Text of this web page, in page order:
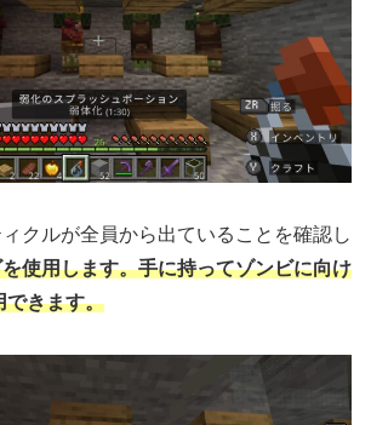
クルが全員から出ていることを確認し
使用します。手に持ってゾンビに向け
できます。